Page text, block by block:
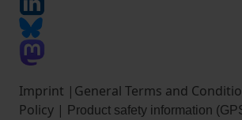
Imprint | General Terms and
Policy | Product safety information